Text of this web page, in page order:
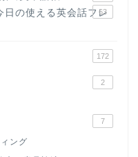
の使える英会話フレ
63
172
2
7
ング